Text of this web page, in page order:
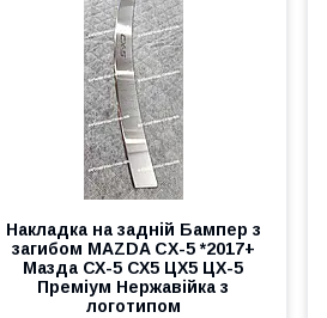
Накладка на задній Бампер з
загибом MAZDA CX-5 *2017+
Мазда СХ-5 СХ5 ЦХ5 ЦХ-5
Преміум Нержавійка з
логотипом